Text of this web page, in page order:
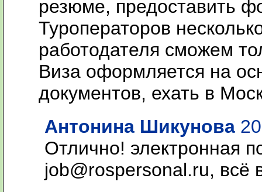
резюме, предоставить
Туроператоров
работодателя сможем
Виза оформляется на
документов, ехать в
Антонина Шикунова
Отлично! электронная
job@rospersonal.ru, всё